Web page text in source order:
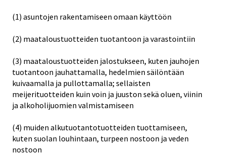
(1) asuntojen rakentamiseen omaan käyttöön
(2) maataloustuotteiden tuotantoon ja varastointiin
(3) maataloustuotteiden jalostukseen, kuten jauhojen
tuotantoon jauhattamalla, hedelmien säilöntään
kuivaamalla ja pullottamalla; sellaisten
meijerituotteiden kuin voin ja juuston sekä oluen, viinin
ja alkoholijuomien valmistamiseen
(4) muiden alkutuotantotuotteiden tuottamiseen,
kuten suolan louhintaan, turpeen nostoon ja veden
nostoon